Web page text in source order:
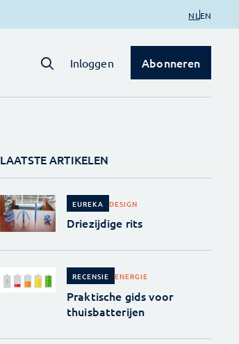
NL EN
Inloggen Abonneren
LAATSTE ARTIKELEN
EUREKA DESIGN
Driezijdige rits
RECENSIE ENERGIE
Praktische gids voor
thuisbatterijen